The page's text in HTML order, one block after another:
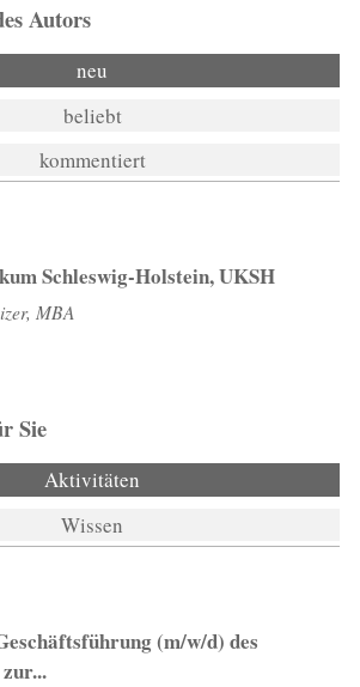
Autors
neu
beliebt
kommentiert
Schleswig-Holstein, UKSH
MBA
Sie
Aktivitäten
Wissen
(m/w/d) des